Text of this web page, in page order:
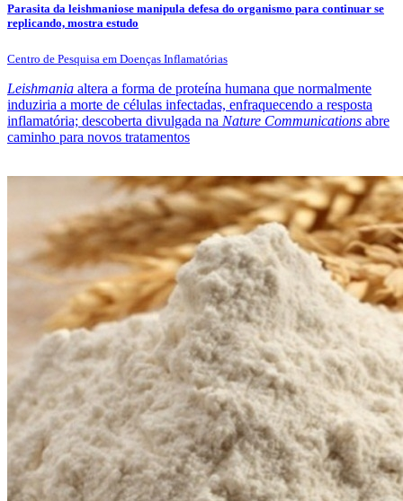
Parasita da leishmaniose manipula defesa do organismo para continuar se
replicando, mostra estudo
Centro de Pesquisa em Doenças Inflamatórias
Leishmania altera a forma de proteína humana que normalmente
induziria a morte de células infectadas, enfraquecendo a resposta
inflamatória; descoberta divulgada na Nature Communications abre
caminho para novos tratamentos